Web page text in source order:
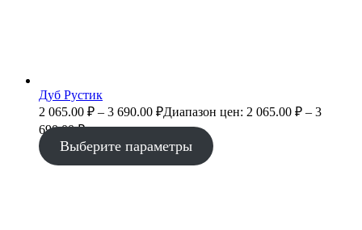
Дуб Рустик
2 065.00 ₽ – 3 690.00 ₽Диапазон цен: 2 065.00 ₽ – 3
690.00 ₽
Выберите параметры